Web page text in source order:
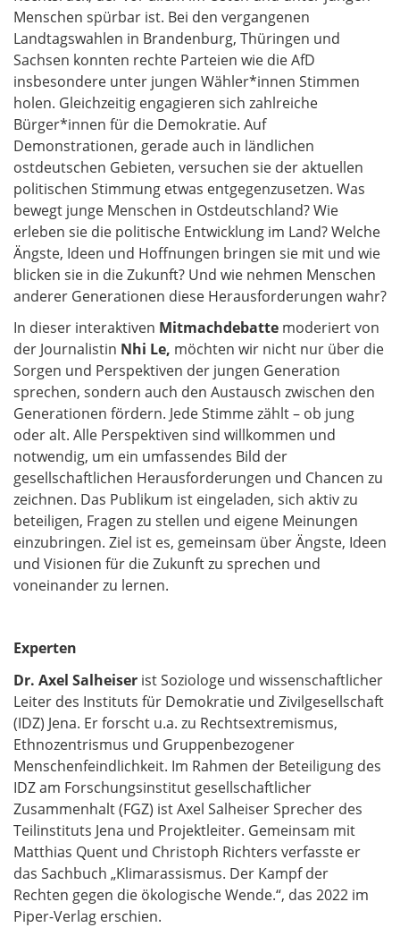
Menschen spürbar ist. Bei den vergangenen
Landtagswahlen in Brandenburg, Thüringen und
Sachsen konnten rechte Parteien wie die AfD
insbesondere unter jungen Wähler*innen Stimmen
holen. Gleichzeitig engagieren sich zahlreiche
Bürger*innen für die Demokratie. Auf
Demonstrationen, gerade auch in ländlichen
ostdeutschen Gebieten, versuchen sie der aktuellen
politischen Stimmung etwas entgegenzusetzen. Was
bewegt junge Menschen in Ostdeutschland? Wie
erleben sie die politische Entwicklung im Land? Welche
Ängste, Ideen und Hoffnungen bringen sie mit und wie
blicken sie in die Zukunft? Und wie nehmen Menschen
anderer Generationen diese Herausforderungen wahr?
In dieser interaktiven Mitmachdebatte moderiert von
der Journalistin Nhi Le, möchten wir nicht nur über die
Sorgen und Perspektiven der jungen Generation
sprechen, sondern auch den Austausch zwischen den
Generationen fördern. Jede Stimme zählt – ob jung
oder alt. Alle Perspektiven sind willkommen und
notwendig, um ein umfassendes Bild der
gesellschaftlichen Herausforderungen und Chancen zu
zeichnen. Das Publikum ist eingeladen, sich aktiv zu
beteiligen, Fragen zu stellen und eigene Meinungen
einzubringen. Ziel ist es, gemeinsam über Ängste, Ideen
und Visionen für die Zukunft zu sprechen und
voneinander zu lernen.
Experten
Dr. Axel Salheiser ist Soziologe und wissenschaftlicher
Leiter des Instituts für Demokratie und Zivilgesellschaft
(IDZ) Jena. Er forscht u.a. zu Rechtsextremismus,
Ethnozentrismus und Gruppenbezogener
Menschenfeindlichkeit. Im Rahmen der Beteiligung des
IDZ am Forschungsinstitut gesellschaftlicher
Zusammenhalt (FGZ) ist Axel Salheiser Sprecher des
Teilinstituts Jena und Projektleiter. Gemeinsam mit
Matthias Quent und Christoph Richters verfasste er
das Sachbuch „Klimarassismus. Der Kampf der
Rechten gegen die ökologische Wende.“, das 2022 im
Piper-Verlag erschien.